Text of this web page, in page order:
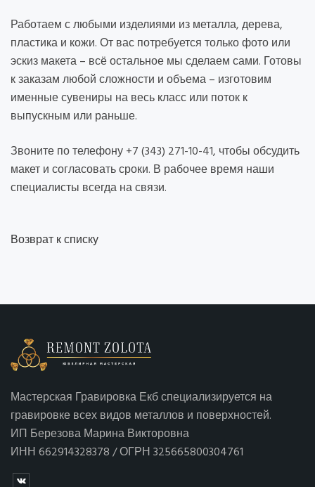
Работаем с любыми изделиями из металла, дерева,
пластика и кожи. От вас потребуется только фото или
эскиз макета – всё остальное мы сделаем сами. Готовы
к заказам любой сложности и объема – изготовим
именные сувениры на весь класс или поток к
выпускным или раньше.
Звоните по телефону +7 (343) 271-10-41, чтобы обсудить
макет и согласовать сроки. В рабочее время наши
специалисты всегда на связи.
Возврат к списку
Мастерская Гравировка Екб специализируется на
гравировке всех видов металлов и поверхностей.
ИП Березова Марина Викторовна
ИНН 662914328378 / ОГРН 325665800304761